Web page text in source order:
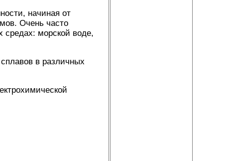
начиная от
Очень часто
средах: морской воде,
в различных